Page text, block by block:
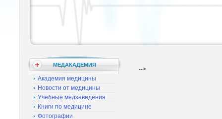
МЕДАКАДЕМИЯ
Академия медицины
Новости от медицины
Учебные медзаведения
Книги по медицине
Фотографии
-->